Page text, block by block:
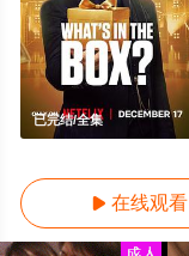
已完结/全集
 在线观看